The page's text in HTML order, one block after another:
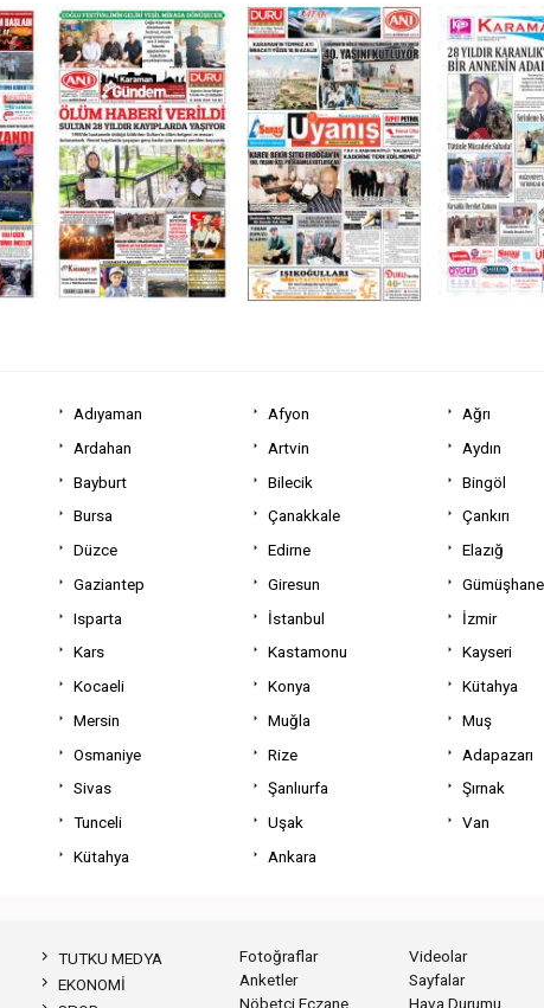
Adıyaman Afyon Ağrı
Ardahan Artvin Aydın
Bayburt Bilecik Bingöl
Bursa Çanakkale Çankırı
Düzce Edirne Elazığ
Gaziantep Giresun Gümüşhane
Isparta İstanbul İzmir
Kars Kastamonu Kayseri
Kocaeli Konya Kütahya
Mersin Muğla Muş
Osmaniye Rize Adapazarı
Sivas Şanlıurfa Şırnak
Tunceli Uşak Van
Kütahya Ankara
TUTKU MEDYA
EKONOMİ
Fotoğraflar Videolar
Anketler
Sayfalar
Nöbetçi Eczane
Hava Durumu